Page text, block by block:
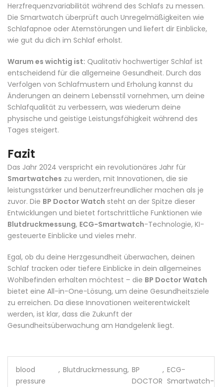
Herzfrequenzvariabilität während des Schlafs zu messen.
Die Smartwatch überprüft auch Unregelmäßigkeiten wie
Schlafapnoe oder Atemstörungen und liefert dir Einblicke,
wie gut du dich im Schlaf erholst.
Warum es wichtig ist: Qualitativ hochwertiger Schlaf ist
entscheidend für die allgemeine Gesundheit. Durch das
Verfolgen von Schlafmustern und Erholung kannst du
Änderungen an deinem Lebensstil vornehmen, um deine
Schlafqualität zu verbessern, was wiederum deine
physische und geistige Leistungsfähigkeit während des
Tages steigert.
Fazit
Das Jahr 2024 verspricht ein revolutionäres Jahr für
Smartwatches zu werden, mit Innovationen, die sie
leistungsstärker und benutzerfreundlicher machen als je
zuvor. Die BP Doctor Watch steht an der Spitze dieser
Entwicklungen und bietet fortschrittliche Funktionen wie
Blutdruckmessung, ECG-Smartwatch-Technologie, KI-
gesteuerte Einblicke und vieles mehr.
Egal, ob du deine Herzgesundheit überwachen, deinen
Schlaf tracken oder tiefere Einblicke in dein allgemeines
Wohlbefinden erhalten möchtest – die BP Doctor Watch
bietet eine All-in-One-Lösung, um deine Gesundheitsziele
zu erreichen. Da diese Innovationen weiterentwickelt
werden, ist klar, dass die Zukunft der
Gesundheitsüberwachung am Handgelenk liegt.
blood
pressure
, Blutdruckmessung, BP
DOCTOR
, ECG-
Smartwatch-